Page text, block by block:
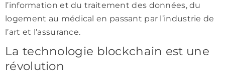
l’information et du traitement des données, du
logement au médical en passant par l’industrie de
l’art et l’assurance.
La technologie blockchain est une
révolution